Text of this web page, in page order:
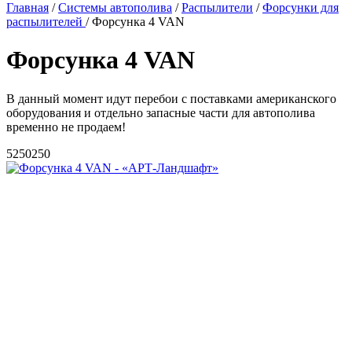
Главная /Системы автополива /Распылители /Форсунки для
распылителей / Форсунка 4 VAN
Форсунка 4 VAN
В данный момент идут перебои с поставками американского
оборудования и отдельно запасные части для автополива
временно не продаем!
5250250